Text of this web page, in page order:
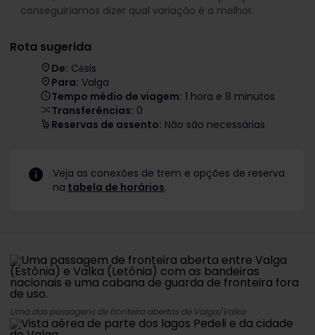
conseguiríamos dizer qual variação é a melhor.
Rota sugerida
De: Cēsis
Para: Valga
Tempo médio de viagem: 1 hora e 8 minutos
Transferências: 0
Reservas de assento: Não são necessárias
Veja as conexões de trem e opções de reserva
na tabela de horários.
Uma das passagens de fronteira abertas de Valga/Valka